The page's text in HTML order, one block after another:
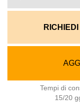
Tempi di
15/20